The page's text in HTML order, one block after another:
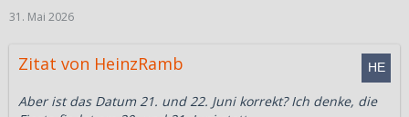
31. Mai 2026
Zitat von HeinzRamb
Aber ist das Datum 21. und 22. Juni korrekt? Ich denke, die